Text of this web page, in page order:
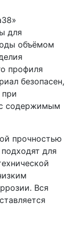
для
объёмом
профиля
безопасен,
с содержимым
прочностью
для
Вся